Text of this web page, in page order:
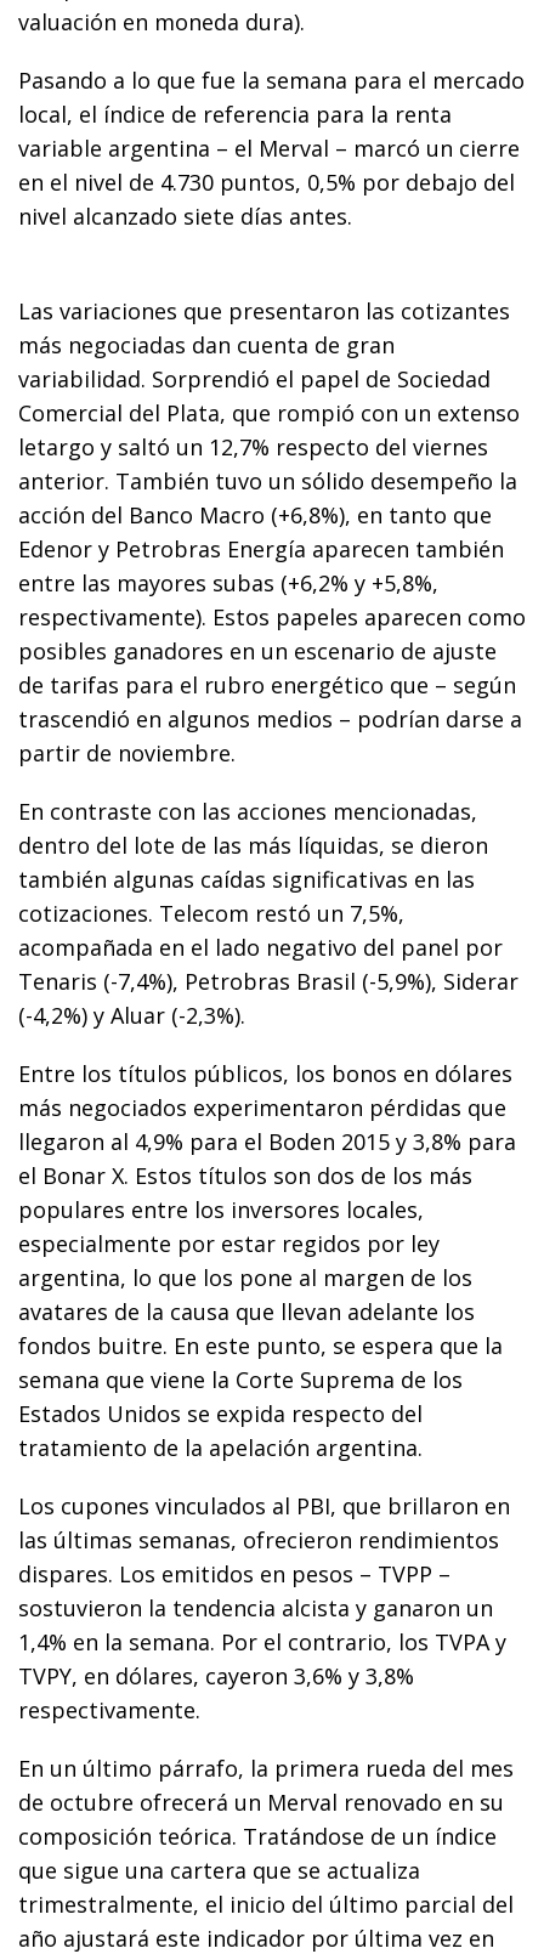
valuación en moneda dura).
Pasando a lo que fue la semana para el mercado
local, el índice de referencia para la renta
variable argentina – el Merval – marcó un cierre
en el nivel de 4.730 puntos, 0,5% por debajo del
nivel alcanzado siete días antes.
Las variaciones que presentaron las cotizantes
más negociadas dan cuenta de gran
variabilidad. Sorprendió el papel de Sociedad
Comercial del Plata, que rompió con un extenso
letargo y saltó un 12,7% respecto del viernes
anterior. También tuvo un sólido desempeño la
acción del Banco Macro (+6,8%), en tanto que
Edenor y Petrobras Energía aparecen también
entre las mayores subas (+6,2% y +5,8%,
respectivamente). Estos papeles aparecen como
posibles ganadores en un escenario de ajuste
de tarifas para el rubro energético que – según
trascendió en algunos medios – podrían darse a
partir de noviembre.
En contraste con las acciones mencionadas,
dentro del lote de las más líquidas, se dieron
también algunas caídas significativas en las
cotizaciones. Telecom restó un 7,5%,
acompañada en el lado negativo del panel por
Tenaris (-7,4%), Petrobras Brasil (-5,9%), Siderar
(-4,2%) y Aluar (-2,3%).
Entre los títulos públicos, los bonos en dólares
más negociados experimentaron pérdidas que
llegaron al 4,9% para el Boden 2015 y 3,8% para
el Bonar X. Estos títulos son dos de los más
populares entre los inversores locales,
especialmente por estar regidos por ley
argentina, lo que los pone al margen de los
avatares de la causa que llevan adelante los
fondos buitre. En este punto, se espera que la
semana que viene la Corte Suprema de los
Estados Unidos se expida respecto del
tratamiento de la apelación argentina.
Los cupones vinculados al PBI, que brillaron en
las últimas semanas, ofrecieron rendimientos
dispares. Los emitidos en pesos – TVPP –
sostuvieron la tendencia alcista y ganaron un
1,4% en la semana. Por el contrario, los TVPA y
TVPY, en dólares, cayeron 3,6% y 3,8%
respectivamente.
En un último párrafo, la primera rueda del mes
de octubre ofrecerá un Merval renovado en su
composición teórica. Tratándose de un índice
que sigue una cartera que se actualiza
trimestralmente, el inicio del último parcial del
año ajustará este indicador por última vez en